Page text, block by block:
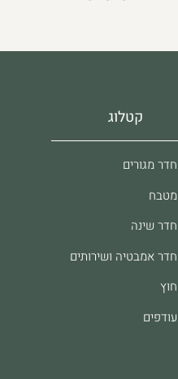
קטלוג
חדר מגורים
מטבח
חדר שינה
חדר אמבטיה ושירותים
חוץ
עודפים